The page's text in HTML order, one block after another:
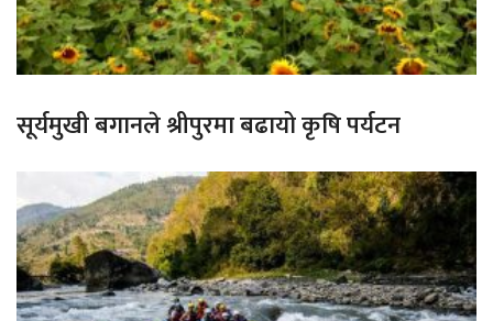
सूर्यमुखी बगानले श्रीपुरमा बढायो कृषि पर्यटन